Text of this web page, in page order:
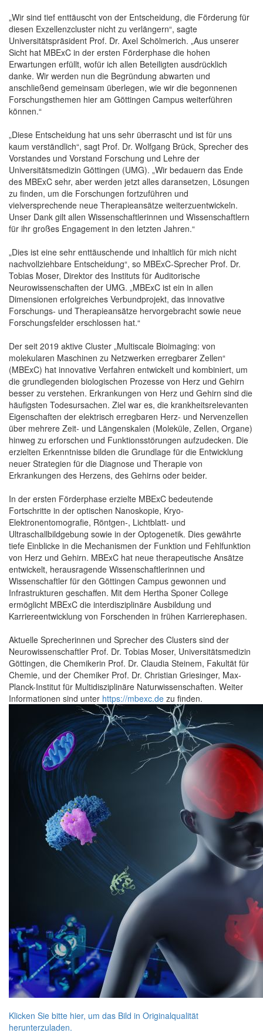
„Wir sind tief enttäuscht von der Entscheidung, die Förderung für
diesen Exzellenzcluster nicht zu verlängern“, sagte
Universitätspräsident Prof. Dr. Axel Schölmerich. „Aus unserer
Sicht hat MBExC in der ersten Förderphase die hohen
Erwartungen erfüllt, wofür ich allen Beteiligten ausdrücklich
danke. Wir werden nun die Begründung abwarten und
anschließend gemeinsam überlegen, wie wir die begonnenen
Forschungsthemen hier am Göttingen Campus weiterführen
können.“
„Diese Entscheidung hat uns sehr überrascht und ist für uns
kaum verständlich“, sagt Prof. Dr. Wolfgang Brück, Sprecher des
Vorstandes und Vorstand Forschung und Lehre der
Universitätsmedizin Göttingen (UMG). „Wir bedauern das Ende
des MBExC sehr, aber werden jetzt alles daransetzen, Lösungen
zu finden, um die Forschungen fortzuführen und
vielversprechende neue Therapieansätze weiterzuentwickeln.
Unser Dank gilt allen Wissenschaftlerinnen und Wissenschaftlern
für ihr großes Engagement in den letzten Jahren.“
„Dies ist eine sehr enttäuschende und inhaltlich für mich nicht
nachvollziehbare Entscheidung“, so MBExC-Sprecher Prof. Dr.
Tobias Moser, Direktor des Instituts für Auditorische
Neurowissenschaften der UMG. „MBExC ist ein in allen
Dimensionen erfolgreiches Verbundprojekt, das innovative
Forschungs- und Therapieansätze hervorgebracht sowie neue
Forschungsfelder erschlossen hat.“
Der seit 2019 aktive Cluster „Multiscale Bioimaging: von
molekularen Maschinen zu Netzwerken erregbarer Zellen“
(MBExC) hat innovative Verfahren entwickelt und kombiniert, um
die grundlegenden biologischen Prozesse von Herz und Gehirn
besser zu verstehen. Erkrankungen von Herz und Gehirn sind die
häufigsten Todesursachen. Ziel war es, die krankheitsrelevanten
Eigenschaften der elektrisch erregbaren Herz- und Nervenzellen
über mehrere Zeit- und Längenskalen (Moleküle, Zellen, Organe)
hinweg zu erforschen und Funktionsstörungen aufzudecken. Die
erzielten Erkenntnisse bilden die Grundlage für die Entwicklung
neuer Strategien für die Diagnose und Therapie von
Erkrankungen des Herzens, des Gehirns oder beider.
In der ersten Förderphase erzielte MBExC bedeutende
Fortschritte in der optischen Nanoskopie, Kryo-
Elektronentomografie, Röntgen-, Lichtblatt- und
Ultraschallbildgebung sowie in der Optogenetik. Dies gewährte
tiefe Einblicke in die Mechanismen der Funktion und Fehlfunktion
von Herz und Gehirn. MBExC hat neue therapeutische Ansätze
entwickelt, herausragende Wissenschaftlerinnen und
Wissenschaftler für den Göttingen Campus gewonnen und
Infrastrukturen geschaffen. Mit dem Hertha Sponer College
ermöglicht MBExC die interdisziplinäre Ausbildung und
Karriereentwicklung von Forschenden in frühen Karrierephasen.
Aktuelle Sprecherinnen und Sprecher des Clusters sind der
Neurowissenschaftler Prof. Dr. Tobias Moser, Universitätsmedizin
Göttingen, die Chemikerin Prof. Dr. Claudia Steinem, Fakultät für
Chemie, und der Chemiker Prof. Dr. Christian Griesinger, Max-
Planck-Institut für Multidisziplinäre Naturwissenschaften. Weiter
Informationen sind unter https://mbexc.de zu finden.
Klicken Sie bitte hier, um das Bild in Originalqualität
herunterzuladen.